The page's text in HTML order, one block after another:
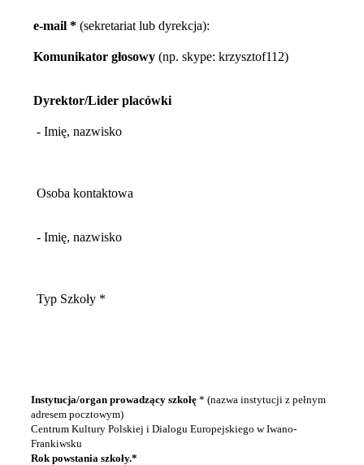
e-mail * (sekretariat lub dyrekcja):
Komunikator głosowy (np. skype: krzysztof112)
Dyrektor/Lider placówki
- Imię, nazwisko
Osoba kontaktowa
- Imię, nazwisko
Typ Szkoły *
Instytucja/organ prowadzący szkołę * (nazwa instytucji z pełnym
adresem pocztowym)
Centrum Kultury Polskiej i Dialogu Europejskiego w Iwano-
Frankiwsku
Rok powstania szkoły.*